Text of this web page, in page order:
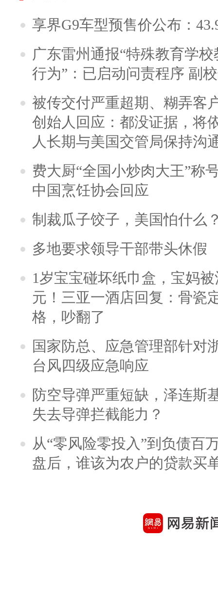
享界G9车型预售价公布：
广东雷州通报“特殊教育学
行为”：已启动问责程序 副
被传交付严重超期、糊弄客
创始人回应：都没证据，将
人长期与美国交管局保持沟
费大厨“全国小炒肉大王”称
中国烹饪协会回应
制裁瓜子饺子，美国怕什么
多地要求领导干部带头休假
1岁宝宝碰坏纸巾盒，宝妈
元！三亚一酒店回复：骨瓷
格，吵翻了
国家防总、应急管理部针对
台风四级应急响应
防空导弹严重短缺，泽连斯
失去导弹拦截能力？
从“零风险零投入”到负债百
盘后，谁该为农户的贷款买